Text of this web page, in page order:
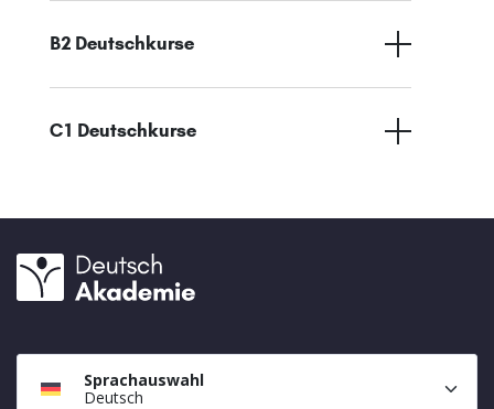
B2 Deutschkurse
C1 Deutschkurse
Sprachauswahl
Deutsch